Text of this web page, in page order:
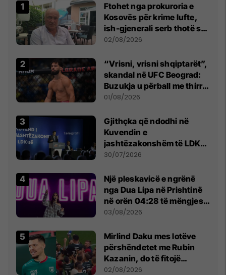
Ftohet nga prokuroria e
Kosovës për krime lufte,
ish-gjenerali serb thotë se
dikush e tradhtoi në
02/08/2026
“Vrisni, vrisni shqiptarët”,
skandal në UFC Beograd:
Buzukja u përball me thirrje
anti-shqiptare nga
01/08/2026
Gjithçka që ndodhi në
Kuvendin e
jashtëzakonshëm të LDK-
së
30/07/2026
Një pleskavicë e ngrënë
nga Dua Lipa në Prishtinë
në orën 04:28 të mëngjesit
- dhe bota digjitale serbe
03/08/2026
Mirlind Daku mes lotëve
përshëndetet me Rubin
Kazanin, do të fitojë
miliona te Spartak Moska
02/08/2026